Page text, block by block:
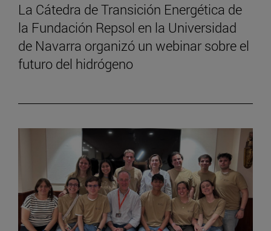
La Cátedra de Transición Energética de
la Fundación Repsol en la Universidad
de Navarra organizó un webinar sobre el
futuro del hidrógeno